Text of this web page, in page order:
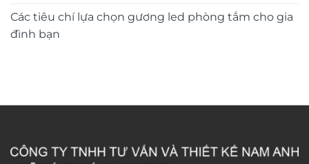
Các tiêu chí lựa chọn gương led phòng tắm cho gia
đình bạn